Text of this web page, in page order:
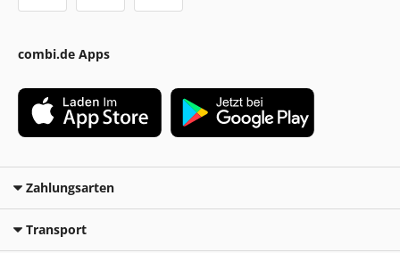
combi.de Apps
Zahlungsarten
Transport